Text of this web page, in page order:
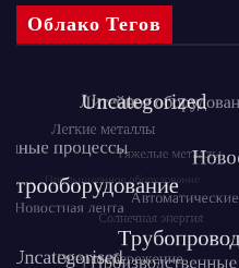
Облако Тегов